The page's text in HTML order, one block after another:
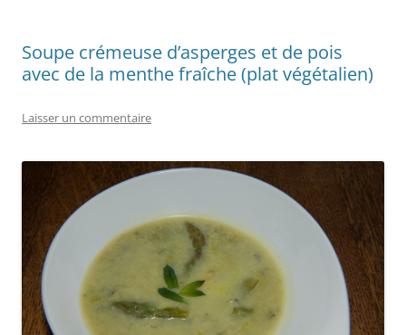
Soupe crémeuse d’asperges et de pois
avec de la menthe fraîche (plat végétalien)
Laisser un commentaire